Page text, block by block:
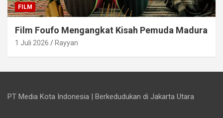
FILM
Film Foufo Mengangkat Kisah Pemuda Madura
1 Juli 2026 Rayyan
PT Media Kota Indonesia | Berkedudukan di Jakarta Utara